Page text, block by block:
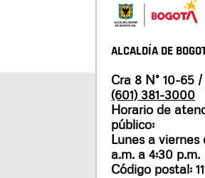
ALCALDÍA DE
Cra 8 N° 10-65 /
(601) 381-3000
Horario de
público:
Lunes a viernes
a.m. a 4:30 p.m.
Código postal: